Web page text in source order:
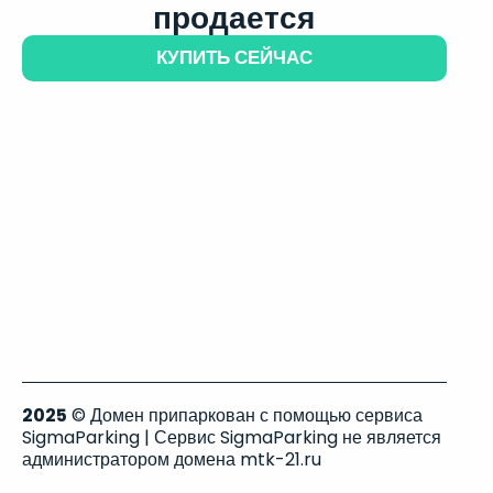
продается
КУПИТЬ СЕЙЧАС
2025 © Домен припаркован с помощью сервиса
SigmaParking | Сервис SigmaParking не является
администратором домена mtk-21.ru